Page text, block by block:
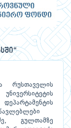
რუსთაველის
გულთამზე